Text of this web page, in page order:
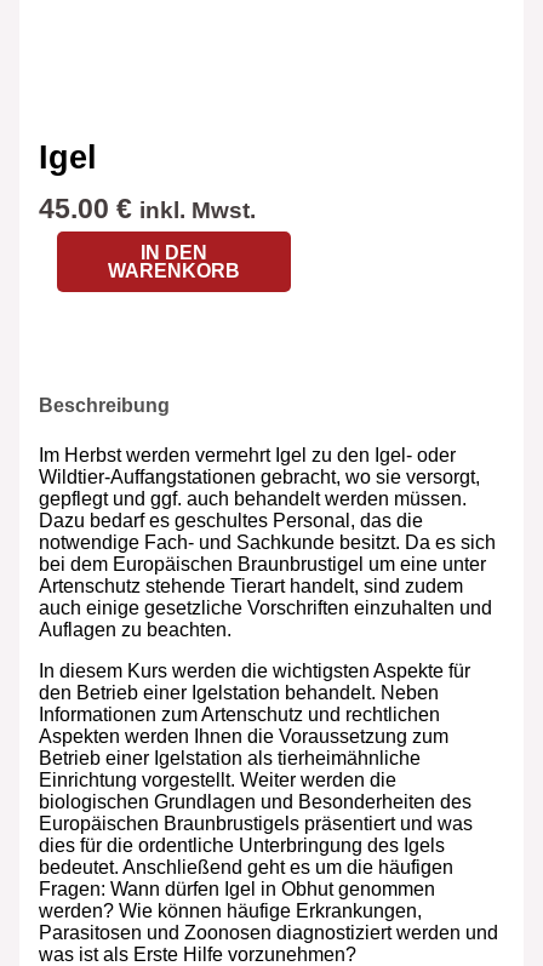
Igel
45.00 € inkl. Mwst.
IN DEN
WARENKORB
Beschreibung
Im Herbst werden vermehrt Igel zu den Igel- oder
Wildtier-Auffangstationen gebracht, wo sie versorgt,
gepflegt und ggf. auch behandelt werden müssen.
Dazu bedarf es geschultes Personal, das die
notwendige Fach- und Sachkunde besitzt. Da es sich
bei dem Europäischen Braunbrustigel um eine unter
Artenschutz stehende Tierart handelt, sind zudem
auch einige gesetzliche Vorschriften einzuhalten und
Auflagen zu beachten.
In diesem Kurs werden die wichtigsten Aspekte für
den Betrieb einer Igelstation behandelt. Neben
Informationen zum Artenschutz und rechtlichen
Aspekten werden Ihnen die Voraussetzung zum
Betrieb einer Igelstation als tierheimähnliche
Einrichtung vorgestellt. Weiter werden die
biologischen Grundlagen und Besonderheiten des
Europäischen Braunbrustigels präsentiert und was
dies für die ordentliche Unterbringung des Igels
bedeutet. Anschließend geht es um die häufigen
Fragen: Wann dürfen Igel in Obhut genommen
werden? Wie können häufige Erkrankungen,
Parasitosen und Zoonosen diagnostiziert werden und
was ist als Erste Hilfe vorzunehmen?